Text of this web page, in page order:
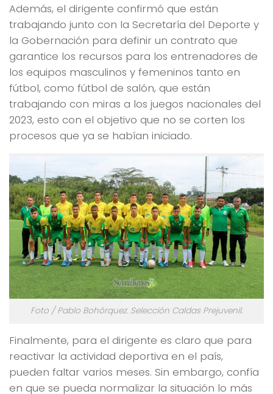
Además, el dirigente confirmó que están
trabajando junto con la Secretaría del Deporte y
la Gobernación para definir un contrato que
garantice los recursos para los entrenadores de
los equipos masculinos y femeninos tanto en
fútbol, como fútbol de salón, que están
trabajando con miras a los juegos nacionales del
2023, esto con el objetivo que no se corten los
procesos que ya se habían iniciado.
Foto / Pablo Bohórquez. Selección Caldas Prejuvenil.
Finalmente, para el dirigente es claro que para
reactivar la actividad deportiva en el país,
pueden faltar varios meses. Sin embargo, confía
en que se pueda normalizar la situación lo más